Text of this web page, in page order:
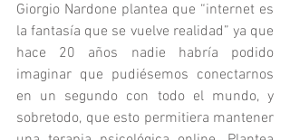
Giorgio Nardone plantea que “internet es
la fantasía que se vuelve realidad” ya que
hace 20 años nadie habría podido
imaginar que pudiésemos conectarnos
en un segundo con todo el mundo, y
sobretodo, que esto permitiera mantener